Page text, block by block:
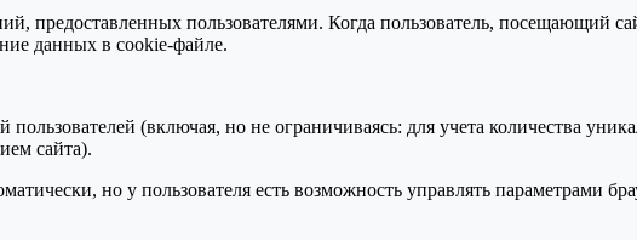
предоставленных пользователями. Когда пользователь, посещающий
данных в cookie-файле.
(включая, но не ограничиваясь: для учета количества
сайта).
но у пользователя есть возможность управлять параметрами